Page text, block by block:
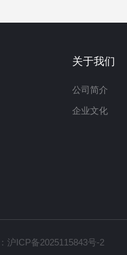
关于我们
公司简介
企业文化
沪ICP备2025115843号-2